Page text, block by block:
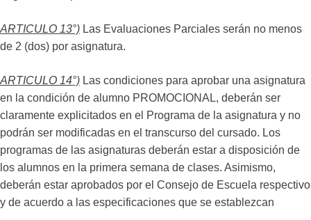
ARTICULO 13°) Las Evaluaciones Parciales serán no menos
de 2 (dos) por asignatura.
ARTICULO 14°) Las condiciones para aprobar una asignatura
en la condición de alumno PROMOCIONAL, deberán ser
claramente explicitados en el Programa de la asignatura y no
podrán ser modificadas en el transcurso del cursado. Los
programas de las asignaturas deberán estar a disposición de
los alumnos en la primera semana de clases. Asimismo,
deberán estar aprobados por el Consejo de Escuela respectivo
y de acuerdo a las especificaciones que se establezcan